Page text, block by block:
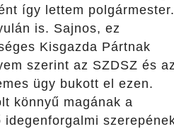
így lettem polgármester.
is. Sajnos, ez
Kisgazda Pártnak
szerint az SZDSZ és
ügy bukott el ezen.
könnyű magának a